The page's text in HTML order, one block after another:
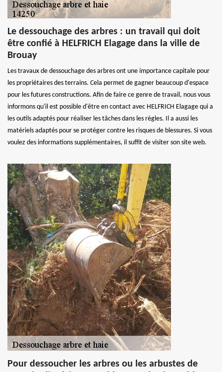
Le dessouchage des arbres : un travail qui doit
être confié à HELFRICH Elagage dans la ville de
Brouay
Les travaux de dessouchage des arbres ont une importance capitale pour
les propriétaires des terrains. Cela permet de gagner beaucoup d'espace
pour les futures constructions. Afin de faire ce genre de travail, nous vous
informons qu'il est possible d'être en contact avec HELFRICH Elagage qui a
les outils adaptés pour réaliser les tâches dans les règles. Il a aussi les
matériels adaptés pour se protéger contre les risques de blessures. Si vous
voulez des informations supplémentaires, il suffit de visiter son site web.
Pour dessoucher les arbres ou les arbustes de